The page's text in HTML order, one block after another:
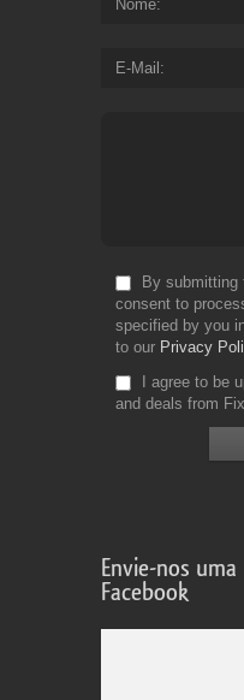
Nome
E-Mail
By submitting
consent to
specified by you
to our Privacy
I agree to be
and deals from
Envie-nos
Facebook